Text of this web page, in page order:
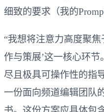
细致的要求（我的
“我想将注意力高度聚
作与策展’这一核心环
尽且极具可操作性的指
一份面向频道编辑团队